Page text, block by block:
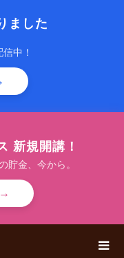
ました
中！
新規開講！
貯金、今から。